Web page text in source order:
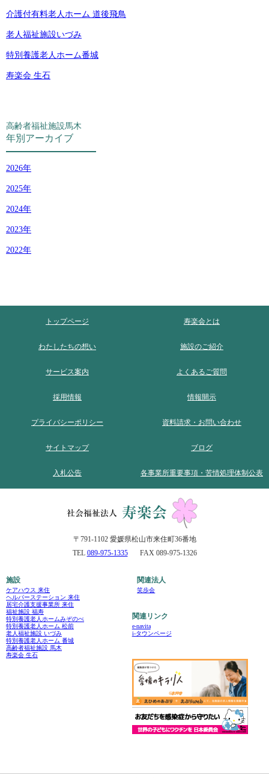
介護付有料老人ホーム 道後飛鳥
老人福祉施設いづみ
特別養護老人ホーム番城
寿楽会 生石
高齢者福祉施設馬木
年別アーカイブ
2026
2025
2024
2023
2022
トップページ 寿楽会とは
わたしたちの想い 施設のご紹介
サービス案内 よくあるご質問
採用情報 情報開示
プライバシーポリシー 資料請求・お問い合わせ
サイトマップ ブログ
入札公告 各事業所重要事項・苦情処理体制公表
〒791-1102 愛媛県松山市来住町36番地
TEL 089-975-1335 FAX 089-975-1326
施設
ケアハウス 来住
ヘルパーステーション 来住
居宅介護支援事業所 来住
福祉施設 福寿
特別養護老人ホームみぞのべ
特別養護老人ホーム 松前
老人福祉施設 いづみ
特別養護老人ホーム 番城
高齢者福祉施設 馬木
寿楽会 生石
関連法人
笑歩会
関連リンク
e-navita
i-タウンページ